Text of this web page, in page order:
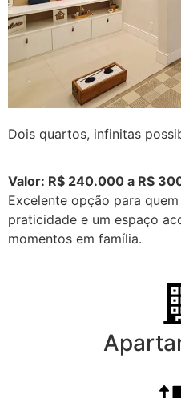
Dois quartos, infinitas
Valor: R$ 240.000 a R$
Excelente opção para
praticidade e um espaço
momentos em família.